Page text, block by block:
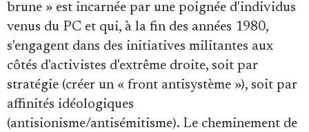
brune » est incarnée par une poignée d'individus
venus du PC et qui, à la fin des années 1980,
s'engagent dans des initiatives militantes aux
côtés d'activistes d'extrême droite, soit par
stratégie (créer un « front antisystème »), soit par
affinités idéologiques
(antisionisme/antisémitisme). Le cheminement de